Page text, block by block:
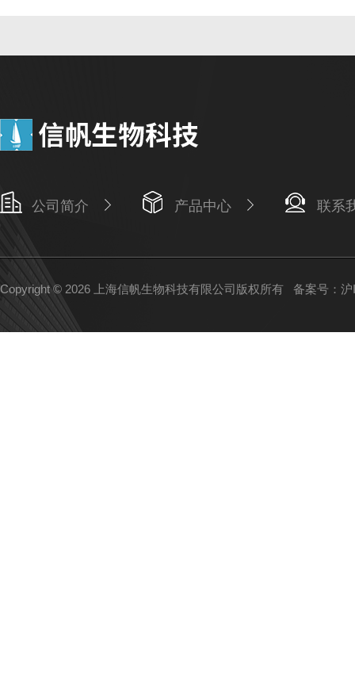
公司简介 产品中心 联系
Copyright © 2026 上海信帆生物科技有限公司版权所有 备案号：